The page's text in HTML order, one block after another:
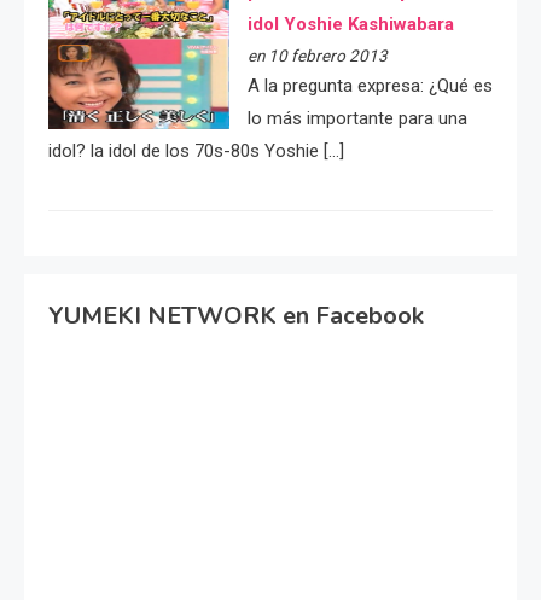
idol Yoshie Kashiwabara
en 10 febrero 2013
A la pregunta expresa: ¿Qué es
lo más importante para una
idol? la idol de los 70s-80s Yoshie […]
YUMEKI NETWORK en Facebook